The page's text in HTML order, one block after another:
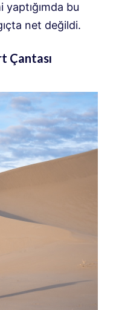
yaptığımda bu
net değildi.
Çantası